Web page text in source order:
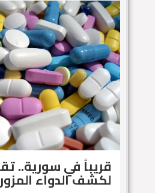
قريباً في سورية..
لكشف الدواء المزور